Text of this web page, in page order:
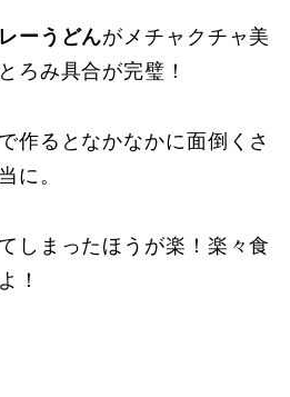
ーうどんがメチャクチャ美
ろみ具合が完璧！
作るとなかなかに面倒くさ
に。
しまったほうが楽！楽々食
！